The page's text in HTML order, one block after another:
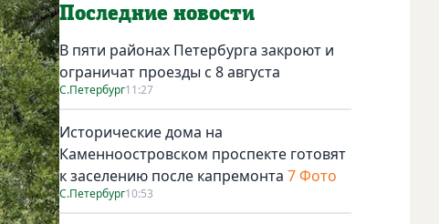
Социальная реклама
Последние новости
В пяти районах Петербурга закроют и
ограничат проезды с 8 августа
С.Петербург11:27
Исторические дома на
Каменноостровском проспекте готовят
к заселению после капремонта 7 Фото
С.Петербург10:53